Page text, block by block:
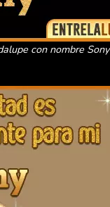
con nombre Sony